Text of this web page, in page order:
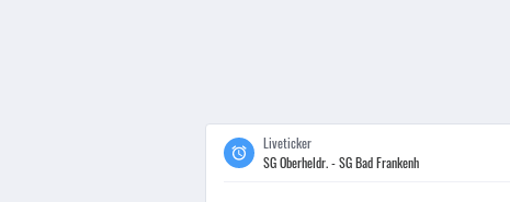
Liveticker
SG Oberheldr. - SG Bad Frankenh